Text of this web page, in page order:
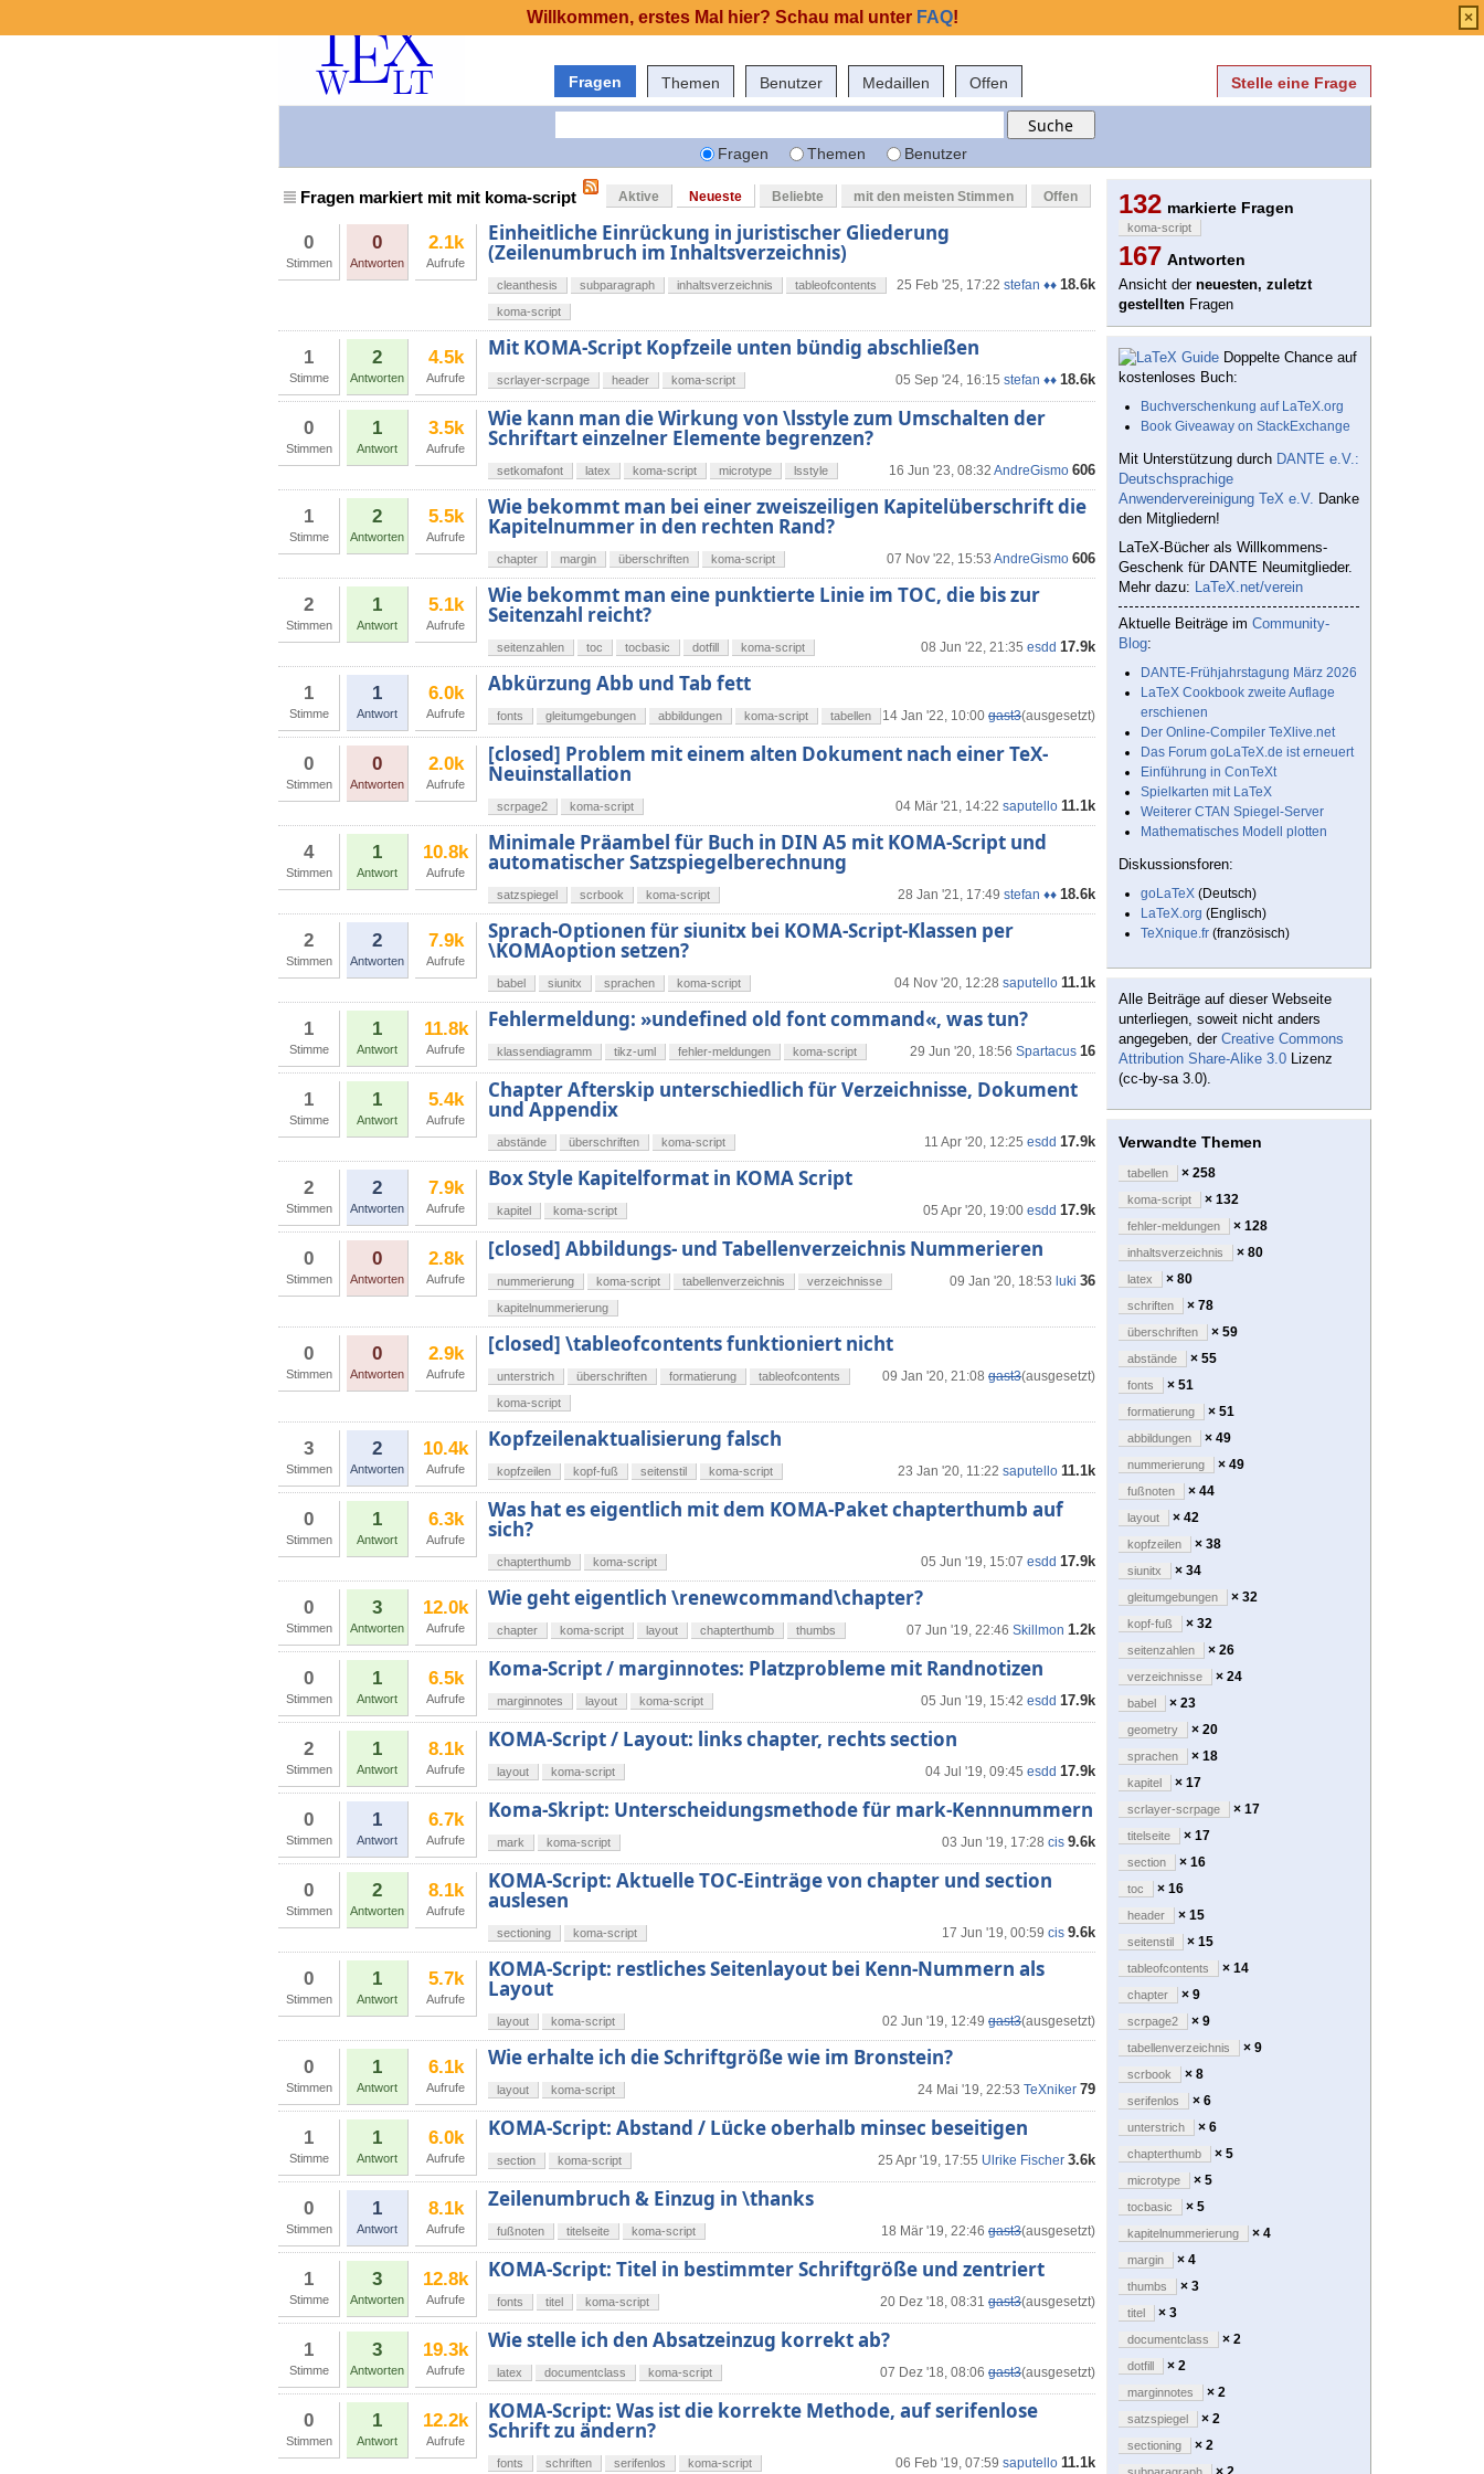
Fragen Themen Benutzer Medaillen Offen Stelle eine Frage
Fragen Themen Benutzer
Fragen markiert mit mit koma-script Aktive Neueste Beliebte mit den meisten Stimmen Offen
0
Stimmen
0
Antworten
2.1k
Aufrufe
Einheitliche Einrückung in juristischer Gliederung
(Zeilenumbruch im Inhaltsverzeichnis)
25 Feb '25, 17:22 stefan ♦♦ 18.6k
cleanthesis subparagraph inhaltsverzeichnis
tableofcontents
koma-script
1
Stimme
2
Antworten
4.5k
Aufrufe
Mit KOMA-Script Kopfzeile unten bündig abschließen
05 Sep '24, 16:15 stefan ♦♦ 18.6k
scrlayer-scrpage header koma-script
0
Stimmen
1
Antwort
3.5k
Aufrufe
Wie kann man die Wirkung von \lsstyle zum Umschalten der
Schriftart einzelner Elemente begrenzen?
16 Jun '23, 08:32 AndreGismo 606
setkomafont latex koma-script microtype lsstyle
1
Stimme
2
Antworten
5.5k
Aufrufe
Wie bekommt man bei einer zweiszeiligen Kapitelüberschrift die
Kapitelnummer in den rechten Rand?
07 Nov '22, 15:53 AndreGismo 606
chapter margin überschriften koma-script
2
Stimmen
1
Antwort
5.1k
Aufrufe
Wie bekommt man eine punktierte Linie im TOC, die bis zur
Seitenzahl reicht?
08 Jun '22, 21:35 esdd 17.9k
seitenzahlen toc tocbasic dotfill koma-script
1
Stimme
1
Antwort
6.0k
Aufrufe
Abkürzung Abb und Tab fett
14 Jan '22, 10:00 gast3(ausgesetzt)
fonts gleitumgebungen abbildungen koma-script tabellen
0
Stimmen
0
Antworten
2.0k
Aufrufe
[closed] Problem mit einem alten Dokument nach einer TeX-
Neuinstallation
04 Mär '21, 14:22 saputello 11.1k
scrpage2 koma-script
4
Stimmen
1
Antwort
10.8k
Aufrufe
Minimale Präambel für Buch in DIN A5 mit KOMA-Script und
automatischer Satzspiegelberechnung
28 Jan '21, 17:49 stefan ♦♦ 18.6k
satzspiegel scrbook koma-script
2
Stimmen
2
Antworten
7.9k
Aufrufe
Sprach-Optionen für siunitx bei KOMA-Script-Klassen per
\KOMAoption setzen?
04 Nov '20, 12:28 saputello 11.1k
babel siunitx sprachen koma-script
1
Stimme
1
Antwort
11.8k
Aufrufe
Fehlermeldung: »undefined old font command«, was tun?
29 Jun '20, 18:56 Spartacus 16
klassendiagramm tikz-uml fehler-meldungen koma-script
1
Stimme
1
Antwort
5.4k
Aufrufe
Chapter Afterskip unterschiedlich für Verzeichnisse, Dokument
und Appendix
11 Apr '20, 12:25 esdd 17.9k
abstände überschriften koma-script
2
Stimmen
2
Antworten
7.9k
Aufrufe
Box Style Kapitelformat in KOMA Script
05 Apr '20, 19:00 esdd 17.9k
kapitel koma-script
0
Stimmen
0
Antworten
2.8k
Aufrufe
[closed] Abbildungs- und Tabellenverzeichnis Nummerieren
09 Jan '20, 18:53 luki 36
nummerierung koma-script tabellenverzeichnis
verzeichnisse
kapitelnummerierung
0
Stimmen
0
Antworten
2.9k
Aufrufe
[closed] \tableofcontents funktioniert nicht
09 Jan '20, 21:08 gast3(ausgesetzt)
unterstrich überschriften formatierung
tableofcontents
koma-script
3
Stimmen
2
Antworten
10.4k
Aufrufe
Kopfzeilenaktualisierung falsch
23 Jan '20, 11:22 saputello 11.1k
kopfzeilen kopf-fuß seitenstil koma-script
0
Stimmen
1
Antwort
6.3k
Aufrufe
Was hat es eigentlich mit dem KOMA-Paket chapterthumb auf
sich?
05 Jun '19, 15:07 esdd 17.9k
chapterthumb koma-script
0
Stimmen
3
Antworten
12.0k
Aufrufe
Wie geht eigentlich \renewcommand\chapter?
07 Jun '19, 22:46 Skillmon 1.2k
chapter koma-script layout chapterthumb thumbs
0
Stimmen
1
Antwort
6.5k
Aufrufe
Koma-Script / marginnotes: Platzprobleme mit Randnotizen
05 Jun '19, 15:42 esdd 17.9k
marginnotes layout koma-script
2
Stimmen
1
Antwort
8.1k
Aufrufe
KOMA-Script / Layout: links chapter, rechts section
04 Jul '19, 09:45 esdd 17.9k
layout koma-script
0
Stimmen
1
Antwort
6.7k
Aufrufe
Koma-Skript: Unterscheidungsmethode für mark-Kennnummern
03 Jun '19, 17:28 cis 9.6k
mark koma-script
0
Stimmen
2
Antworten
8.1k
Aufrufe
KOMA-Script: Aktuelle TOC-Einträge von chapter und section
auslesen
17 Jun '19, 00:59 cis 9.6k
sectioning koma-script
0
Stimmen
1
Antwort
5.7k
Aufrufe
KOMA-Script: restliches Seitenlayout bei Kenn-Nummern als
Layout
02 Jun '19, 12:49 gast3(ausgesetzt)
layout koma-script
0
Stimmen
1
Antwort
6.1k
Aufrufe
Wie erhalte ich die Schriftgröße wie im Bronstein?
24 Mai '19, 22:53 TeXniker 79
layout koma-script
1
Stimme
1
Antwort
6.0k
Aufrufe
KOMA-Script: Abstand / Lücke oberhalb minsec beseitigen
25 Apr '19, 17:55 Ulrike Fischer 3.6k
section koma-script
0
Stimmen
1
Antwort
8.1k
Aufrufe
Zeilenumbruch & Einzug in \thanks
18 Mär '19, 22:46 gast3(ausgesetzt)
fußnoten titelseite koma-script
1
Stimme
3
Antworten
12.8k
Aufrufe
KOMA-Script: Titel in bestimmter Schriftgröße und zentriert
20 Dez '18, 08:31 gast3(ausgesetzt)
fonts titel koma-script
1
Stimme
3
Antworten
19.3k
Aufrufe
Wie stelle ich den Absatzeinzug korrekt ab?
07 Dez '18, 08:06 gast3(ausgesetzt)
latex documentclass koma-script
0
Stimmen
1
Antwort
12.2k
Aufrufe
KOMA-Script: Was ist die korrekte Methode, auf serifenlose
Schrift zu ändern?
06 Feb '19, 07:59 saputello 11.1k
fonts schriften serifenlos koma-script
132 markierte Fragen
koma-script
167 Antworten
Ansicht der neuesten, zuletzt
gestellten Fragen
Doppelte Chance auf
kostenloses Buch:
Buchverschenkung auf LaTeX.org
Book Giveaway on StackExchange
Mit Unterstützung durch DANTE e.V.:
Deutschsprachige
Anwendervereinigung TeX e.V. Danke
den Mitgliedern!
LaTeX-Bücher als Willkommens-
Geschenk für DANTE Neumitglieder.
Mehr dazu: LaTeX.net/verein
Aktuelle Beiträge im Community-
Blog:
DANTE-Frühjahrstagung März 2026
LaTeX Cookbook zweite Auflage
erschienen
Der Online-Compiler TeXlive.net
Das Forum goLaTeX.de ist erneuert
Einführung in ConTeXt
Spielkarten mit LaTeX
Weiterer CTAN Spiegel-Server
Mathematisches Modell plotten
Diskussionsforen:
goLaTeX (Deutsch)
LaTeX.org (Englisch)
TeXnique.fr (französisch)
Alle Beiträge auf dieser Webseite
unterliegen, soweit nicht anders
angegeben, der Creative Commons
Attribution Share-Alike 3.0 Lizenz
(cc-by-sa 3.0).
Verwandte Themen
tabellen × 258
koma-script × 132
fehler-meldungen × 128
inhaltsverzeichnis × 80
latex × 80
schriften × 78
überschriften × 59
abstände × 55
fonts × 51
formatierung × 51
abbildungen × 49
nummerierung × 49
fußnoten × 44
layout × 42
kopfzeilen × 38
siunitx × 34
gleitumgebungen × 32
kopf-fuß × 32
seitenzahlen × 26
verzeichnisse × 24
babel × 23
geometry × 20
sprachen × 18
kapitel × 17
scrlayer-scrpage × 17
titelseite × 17
section × 16
toc × 16
header × 15
seitenstil × 15
tableofcontents × 14
chapter × 9
scrpage2 × 9
tabellenverzeichnis × 9
scrbook × 8
serifenlos × 6
unterstrich × 6
chapterthumb × 5
microtype × 5
tocbasic × 5
kapitelnummerierung × 4
margin × 4
thumbs × 3
titel × 3
documentclass × 2
dotfill × 2
marginnotes × 2
satzspiegel × 2
sectioning × 2
Willkommen, erstes Mal hier? Schau mal unter FAQ! ×